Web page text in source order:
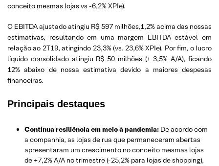
conceito mesmas lojas vs -6,2% XPIe).
O EBITDA ajustado atingiu R$ 597 milhões,1,2% acima das nossas
estimativas, resultando em uma margem EBITDA estável em
relação ao 2T19, atingindo 23,3% (vs. 23,6% XPIe). Por fim, o lucro
líquido consolidado atingiu R$ 50 milhões (+ 3,5% A/A), ficando
12% abaixo de nossa estimativa devido a maiores despesas
financeiras.
Principais destaques
Contínua resiliência em meio à pandemia: De acordo com
a companhia, as lojas de rua que permaneceram abertas
apresentaram um crescimento no conceito mesmas lojas
de +7,2% A/A no trimestre (-25,2% para lojas de shopping),